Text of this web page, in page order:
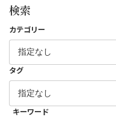
検索
カテゴリー
タグ
キーワード